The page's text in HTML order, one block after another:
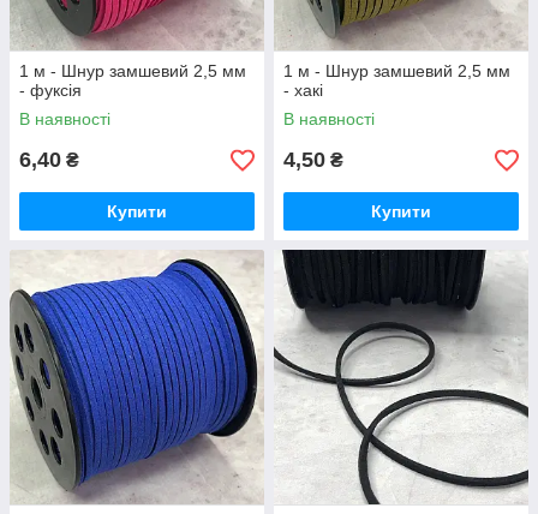
1 м - Шнур замшевий 2,5 мм
- фуксія
В наявності
6,40 ₴
Купити
1 м - Шнур замшевий 2,5 мм
- хакі
В наявності
4,50 ₴
Купити